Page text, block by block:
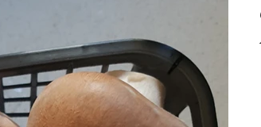
Творог Овощи
(мои статьи)